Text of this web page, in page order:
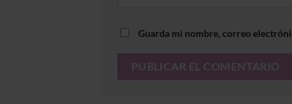
Guarda mi nombre, correo